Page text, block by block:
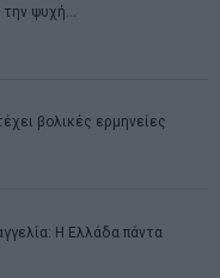
την ψυχή…
βολικές ερμηνείες
Η Ελλάδα πάντα